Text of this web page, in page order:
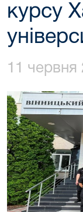
курсу
11 червня